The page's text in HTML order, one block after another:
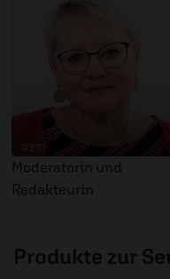
Moderatorin und
Redakteurin
Produkte zur